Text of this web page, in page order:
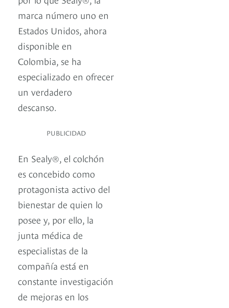
marca número uno en
Estados Unidos, ahora
disponible en
Colombia, se ha
especializado en ofrecer
un verdadero
descanso.
PUBLICIDAD
En Sealy®, el colchón
es concebido como
protagonista activo del
bienestar de quien lo
posee y, por ello, la
junta médica de
especialistas de la
compañía está en
constante investigación
de mejoras en los